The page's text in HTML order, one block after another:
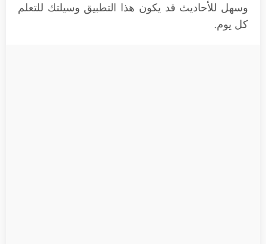
وسهل للأحاديث قد يكون هذا التطبيق وسيلتك للتعلم
كل يوم.